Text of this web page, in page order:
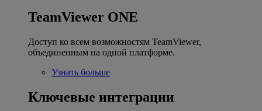
TeamViewer ONE
Доступ ко всем возможностям TeamViewer,
объединенным на одной платформе.
Узнать больше
Ключевые интеграции